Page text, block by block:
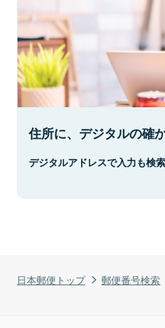
日本郵便トップ 郵便番号検索
住所に、デジタルの確か
デジタルアドレスで入力も検